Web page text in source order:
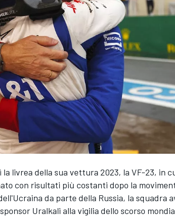
la livrea della sua vettura 2023, la VF-23, in
con risultati più costanti dopo la
da parte della Russia, la squadra
Uralkali alla vigilia dello scorso